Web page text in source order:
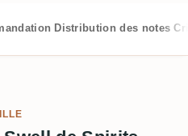
Distribution des notes